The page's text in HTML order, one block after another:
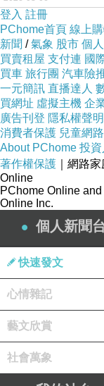
未成立)問媽
世間是否真
給我三個『
的喔！」之
試放榜一樣
奇了！我一
筊，這下我
一些善書回
廟不能亂跑
由於當時還
因為早餐最
啡加上沒加
登入 註冊
PChome首頁 線上
新聞 /氣象 股市 個
買賣租屋 支付連 國
買車 旅行團 汽車險
一元簡訊 直播達人
買網址 虛擬主機 企
廣告刊登 隱私權聲明
消費者保護 兒童網
About PChome 投
著作權保護 ｜網路
Online
PChome Online
Online Inc.
個人新聞
快速發文
心情雜記
藝文欣賞
社會萬象